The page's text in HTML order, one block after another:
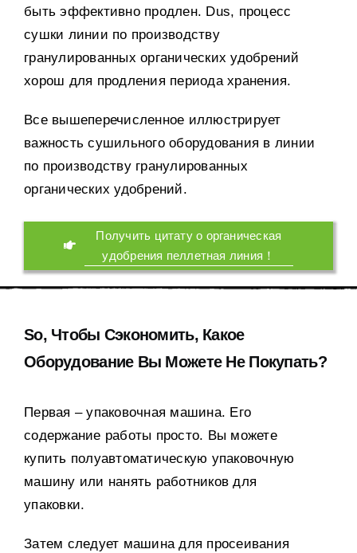
быть эффективно продлен. Dus, процесс
сушки линии по производству
гранулированных органических удобрений
хорош для продления периода хранения.
Все вышеперечисленное иллюстрирует
важность сушильного оборудования в линии
по производству гранулированных
органических удобрений.
Получить цитату о органическая
удобрения пеллетная линия！
So, Чтобы Сэкономить, Какое
Оборудование Вы Можете Не Покупать?
Первая – упаковочная машина. Его
содержание работы просто. Вы можете
купить полуавтоматическую упаковочную
машину или нанять работников для
упаковки.
Затем следует машина для просеивания